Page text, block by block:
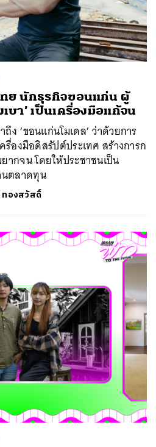
ย นักธุรกิจขอนแก่น ผู้
บา’ เป็นเครื่องมือแก้จน
ง ‘ขอนแก่นโมเดล’ ว่าด้วยการ
ครื่องมือดิสรัปต์ประเทศ สร้างการก
ากจน โดยให้ประชาชนเป็น
นตลาดทุน
องสวัสดิ์